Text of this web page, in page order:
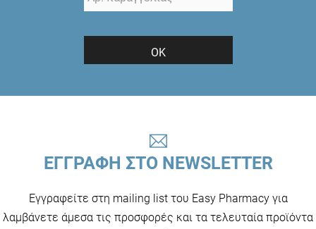
ΟΚ
ΕΓΓΡΑΦΗ ΣΤΟ NEWSLETTER
Εγγραφείτε στη mailing list του Easy Pharmacy για
λαμβάνετε άμεσα τις προσφορές και τα τελευταία προϊόντα